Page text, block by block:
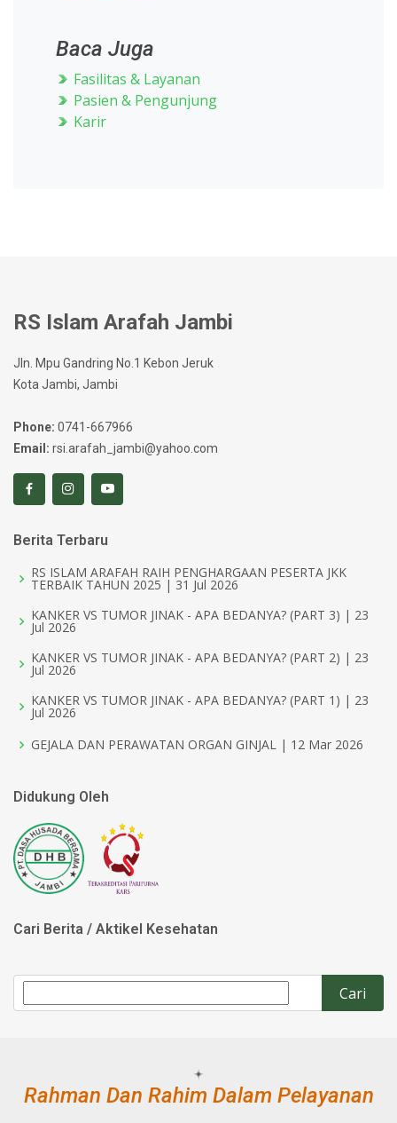
Baca Juga
Fasilitas & Layanan
Pasien & Pengunjung
Karir
RS Islam Arafah Jambi
Jln. Mpu Gandring No.1 Kebon Jeruk
Kota Jambi, Jambi
Phone: 0741-667966
Email: rsi.arafah_jambi@yahoo.com
Berita Terbaru
RS ISLAM ARAFAH RAIH PENGHARGAAN PESERTA JKK
TERBAIK TAHUN 2025 | 31 Jul 2026
KANKER VS TUMOR JINAK - APA BEDANYA? (PART 3) | 23
Jul 2026
KANKER VS TUMOR JINAK - APA BEDANYA? (PART 2) | 23
Jul 2026
KANKER VS TUMOR JINAK - APA BEDANYA? (PART 1) | 23
Jul 2026
GEJALA DAN PERAWATAN ORGAN GINJAL | 12 Mar 2026
Didukung Oleh
Cari Berita / Aktikel Kesehatan
Rahman Dan Rahim Dalam Pelayanan